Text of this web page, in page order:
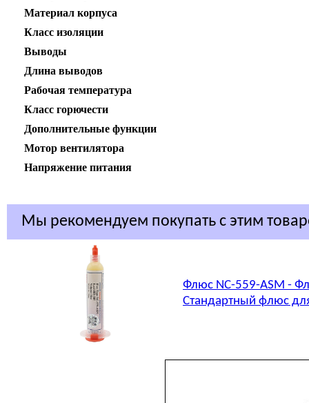
Материал корпуса
Класс изоляции
Выводы
Длина выводов
Рабочая температура
Класс горючести
Дополнительные функции
Мотор вентилятора
Напряжение питания
Мы рекомендуем покупать с этим
Флюс NC-559-ASM -
Стандартный флюс